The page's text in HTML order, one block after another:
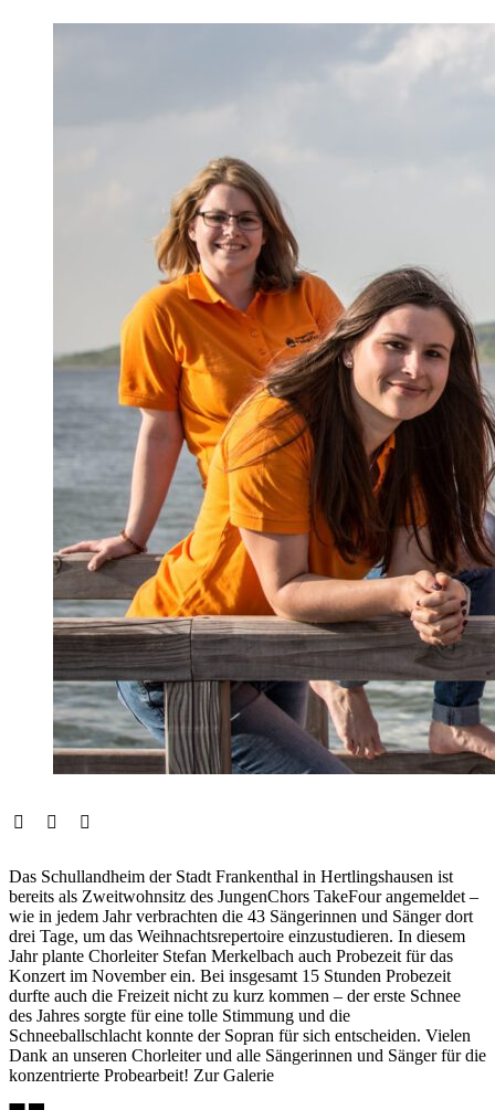
Das Schullandheim der Stadt Frankenthal in Hertlingshausen ist
bereits als Zweitwohnsitz des JungenChors TakeFour angemeldet –
wie in jedem Jahr verbrachten die 43 Sängerinnen und Sänger dort
drei Tage, um das Weihnachtsrepertoire einzustudieren. In diesem
Jahr plante Chorleiter Stefan Merkelbach auch Probezeit für das
Konzert im November ein. Bei insgesamt 15 Stunden Probezeit
durfte auch die Freizeit nicht zu kurz kommen – der erste Schnee
des Jahres sorgte für eine tolle Stimmung und die
Schneeballschlacht konnte der Sopran für sich entscheiden. Vielen
Dank an unseren Chorleiter und alle Sängerinnen und Sänger für die
konzentrierte Probearbeit! Zur Galerie